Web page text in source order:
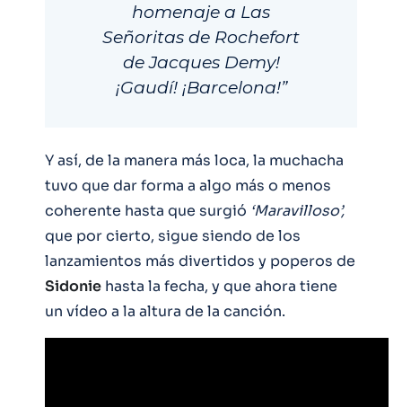
homenaje a Las
Señoritas de Rochefort
de Jacques Demy!
¡Gaudí! ¡Barcelona!”
Y así, de la manera más loca, la muchacha
tuvo que dar forma a algo más o menos
coherente hasta que surgió ‘Maravilloso’,
que por cierto, sigue siendo de los
lanzamientos más divertidos y poperos de
Sidonie hasta la fecha, y que ahora tiene
un vídeo a la altura de la canción.